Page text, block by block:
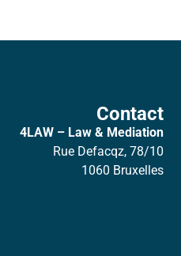
Contact
4LAW – Law & Mediation
Rue Defacqz, 78/10
1060 Bruxelles